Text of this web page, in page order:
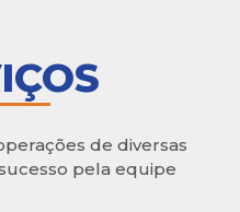
de diversas
pela equipe